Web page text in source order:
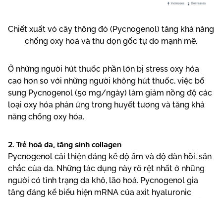
Chiết xuất vỏ cây thông đỏ (Pycnogenol) tăng khả năng
chống oxy hoá và thu dọn gốc tự do mạnh mẽ.
Ở những người hút thuốc phần lớn bị stress oxy hóa
cao hơn so với những người không hút thuốc, việc bổ
sung Pycnogenol (50 mg/ngày) làm giảm nồng độ các
loại oxy hóa phản ứng trong huyết tương và tăng khả
năng chống oxy hóa.
2. Trẻ hoá da, tăng sinh collagen
Pycnogenol cải thiện đáng kể độ ẩm và độ đàn hồi, săn
chắc của da. Những tác dụng này rõ rệt nhất ở những
người có tình trạng da khô, lão hoá. Pycnogenol gia
tăng đáng kể biểu hiện mRNA của axit hyaluronic